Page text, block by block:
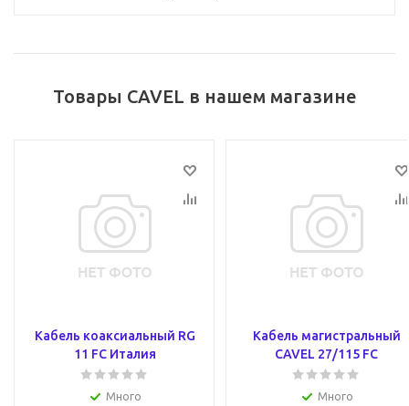
Товары CAVEL в нашем магазине
Кабель коаксиальный RG
11 FC Италия
Много
Кабель магистральный
CAVEL 27/115 FC
Много